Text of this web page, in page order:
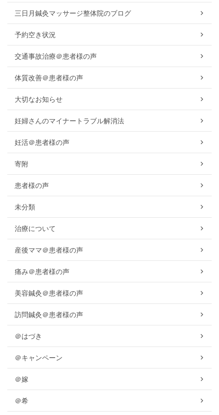
三日月鍼灸マッサージ整体院のブログ
予約空き状況
交通事故治療＠患者様の声
体質改善＠患者様の声
大切なお知らせ
妊婦さんのマイナートラブル解消法
妊活＠患者様の声
寄附
患者様の声
未分類
治療について
産後ママ＠患者様の声
痛み＠患者様の声
美容鍼灸＠患者様の声
訪問鍼灸＠患者様の声
＠はづき
＠キャンペーン
＠嫁
＠希